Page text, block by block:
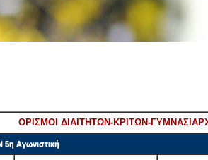
ΟΡΙΣΜΟΙ ΔΙΑΙΤΗΤΩΝ-ΚΡΙΤΩΝ-
Αγωνιστική